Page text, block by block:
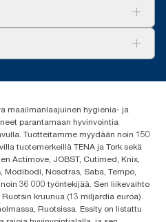
maailmanlaajuinen hygienia- ja
parantamaan hyvinvointia
Tuotteitamme myydään noin 150
tuotemerkeillä TENA ja Tork sekä
Actimove, JOBST, Cutimed, Knix,
Modibodi, Nosotras, Saba, Tempo,
36 000 työntekijää. Sen liikevaihto
kruunua (13 miljardia euroa).
Ruotsissa. Essity on listattu